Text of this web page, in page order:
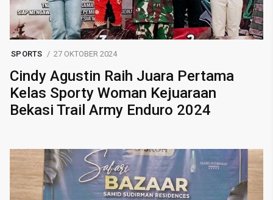
SPORTS 27 OKTOBER 2024
Cindy Agustin Raih Juara Pertama
Kelas Sporty Woman Kejuaraan
Bekasi Trail Army Enduro 2024